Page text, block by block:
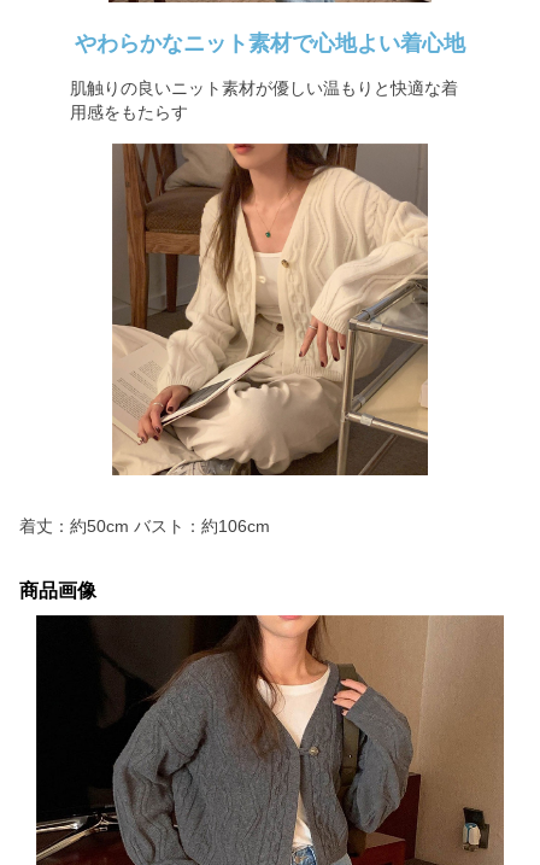
やわらかなニット素材で心地よい着心地
肌触りの良いニット素材が優しい温もりと快適な着
用感をもたらす
着丈：約50cm バスト：約106cm
商品画像